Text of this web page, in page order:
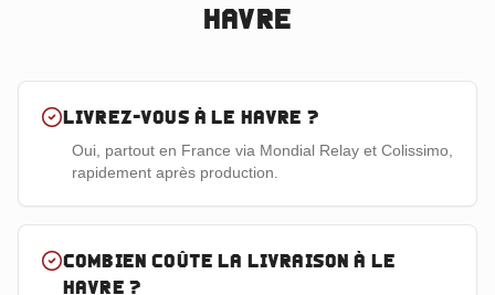
Havre
Livrez-vous à Le Havre ?
Oui, partout en France via Mondial Relay et Colissimo,
rapidement après production.
Combien coûte la livraison à Le
Havre ?